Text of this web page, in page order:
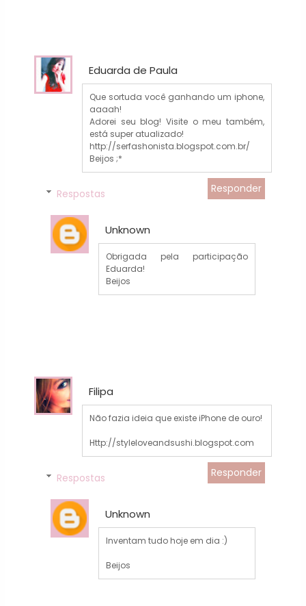
Eduarda de Paula
Que sortuda você ganhando um iphone,
aaaah!
Adorei seu blog! Visite o meu também,
está super atualizado!
http://serfashonista.blogspot.com.br/
Beijos ;*
Responder
Respostas
Unknown
Obrigada pela participação
Eduarda!
Beijos
Filipa
Não fazia ideia que existe iPhone de ouro!
Http://styleloveandsushi.blogspot.com
Responder
Respostas
Unknown
Inventam tudo hoje em dia :)
Beijos